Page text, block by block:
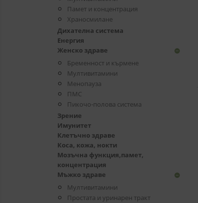
Памет и концентрация
Храносмилане
Дихателна система
Енергия
Женско здраве
remove_circle
Бременност и кърмене
Мултивитамини
Менопауза
ПМС
Пикочо-полова система
Зрение
Имунитет
Клетъчно здраве
Коса, кожа, нокти
Мозъчна функция,памет,
концентрация
Мъжко здраве
remove_circle
Мултивитамини
Простата и уринарен тракт